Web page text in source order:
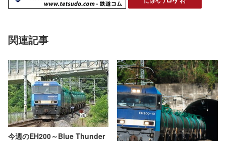
関連記事
今週のEH200～Blue Thunder